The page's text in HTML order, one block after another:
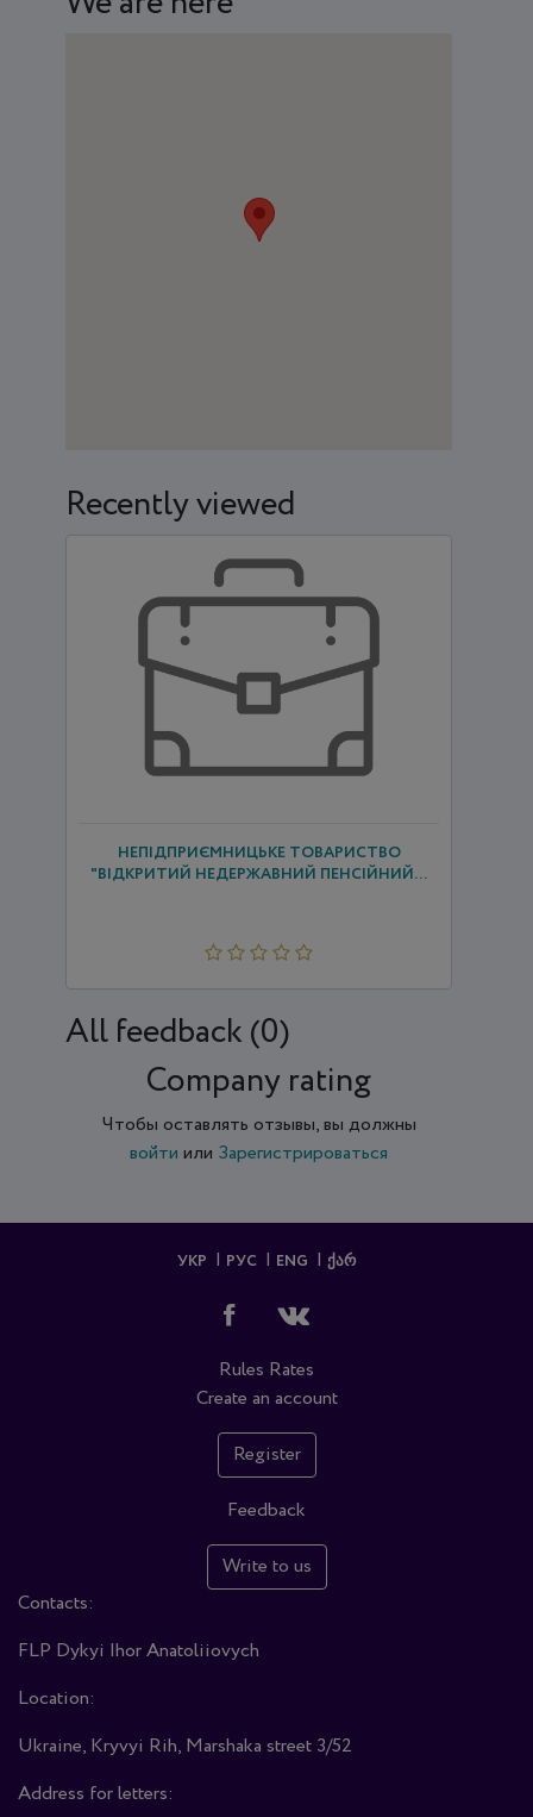
Recently viewed
НЕПІДПРИЄМНИЦЬКЕ ТОВАРИСТВО
"ВІДКРИТИЙ НЕДЕРЖАВНИЙ ПЕНСІЙНИЙ...
All feedback (0)
Company rating
Чтобы оставлять отзывы, вы должны
войти или Зарегистрироваться
УКР РУС ENG ᲥᲐᲠ
Rules Rates
Create an account
Register
Feedback
Write to us
Contacts:
FLP Dykyi Ihor Anatoliiovych
Location:
Ukraine, Kryvyi Rih, Marshaka street 3/52
Address for letters: